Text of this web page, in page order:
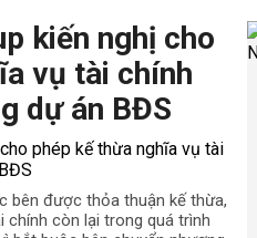
kiến nghị cho
vụ tài chính
dự án BĐS
bên được thỏa thuận kế thừa,
còn lại trong quá trình